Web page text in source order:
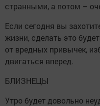
странными, а потом –
Если сегодня вы
жизни, сделать это
от вредных привычек,
двигаться вперед.
БЛИЗНЕЦЫ
Утро будет довольно